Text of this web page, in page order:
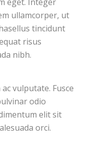
ullamcorper, ut
tincidunt
risus
nibh.
vulputate. Fusce
odio
elit sit
orci.